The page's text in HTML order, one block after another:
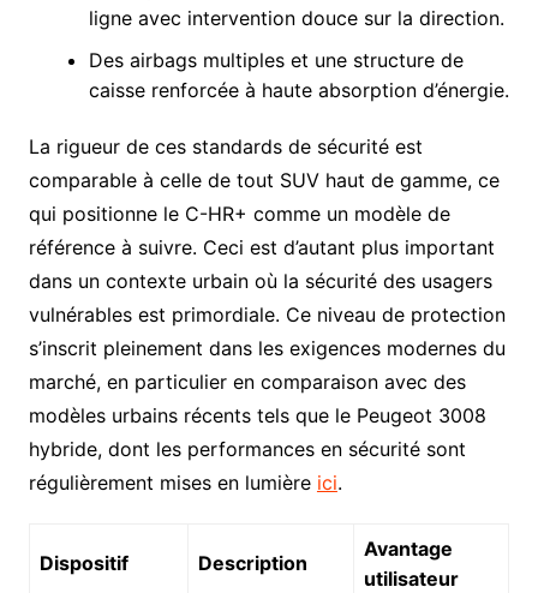
ligne avec intervention douce sur la direction.
Des airbags multiples et une structure de
caisse renforcée à haute absorption d’énergie.
La rigueur de ces standards de sécurité est
comparable à celle de tout SUV haut de gamme, ce
qui positionne le C-HR+ comme un modèle de
référence à suivre. Ceci est d’autant plus important
dans un contexte urbain où la sécurité des usagers
vulnérables est primordiale. Ce niveau de protection
s’inscrit pleinement dans les exigences modernes du
marché, en particulier en comparaison avec des
modèles urbains récents tels que le Peugeot 3008
hybride, dont les performances en sécurité sont
régulièrement mises en lumière ici.
Dispositif Description
Avantage
utilisateur